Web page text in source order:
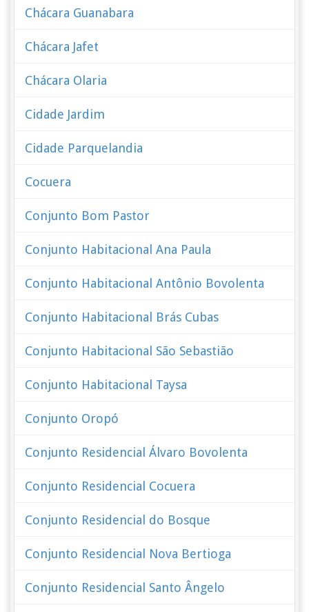
Chácara Guanabara
Chácara Jafet
Chácara Olaria
Cidade Jardim
Cidade Parquelandia
Cocuera
Conjunto Bom Pastor
Conjunto Habitacional Ana Paula
Conjunto Habitacional Antônio Bovolenta
Conjunto Habitacional Brás Cubas
Conjunto Habitacional São Sebastião
Conjunto Habitacional Taysa
Conjunto Oropó
Conjunto Residencial Álvaro Bovolenta
Conjunto Residencial Cocuera
Conjunto Residencial do Bosque
Conjunto Residencial Nova Bertioga
Conjunto Residencial Santo Ângelo